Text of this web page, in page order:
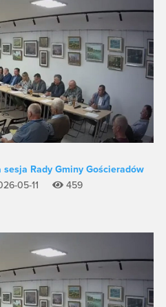
sesja Rady Gminy Gościeradów
05-11
459